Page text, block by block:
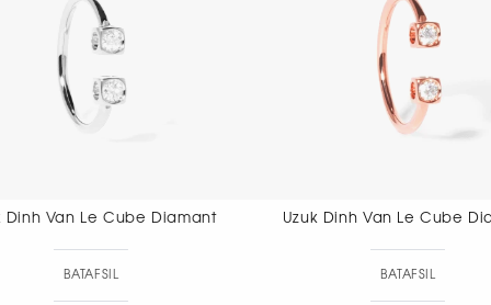
Uzuk Dinh Van Le Cube Diamant Uzuk Dinh